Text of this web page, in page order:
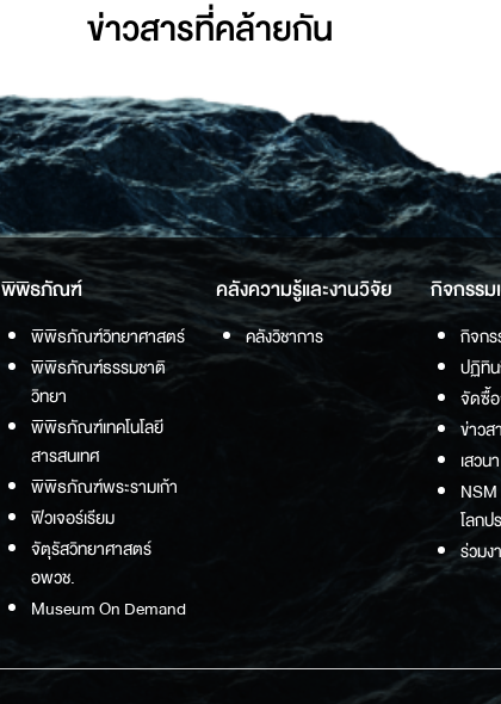
ข่าวสารที่่คล้ายกัน
พิพิธภัณฑ์
พิพิธภัณฑ์วิทยาศาสตร์
พิพิธภัณฑ์ธรรมชาติ
วิทยา
พิพิธภัณฑ์เทคโนโลยี
สารสนเทศ
พิพิธภัณฑ์พระรามเก้า
ฟิวเจอร์เรียม
จัตุรัสวิทยาศาสตร์
อพวช.
Museum On Demand
คลังความรู้และงานวิจัย
คลังวิชาการ
กิจกรรม
กิจก
ปฏิทิ
จัดซื้
ข่าว
เสวนา
NSM
โลก
ร่วมง